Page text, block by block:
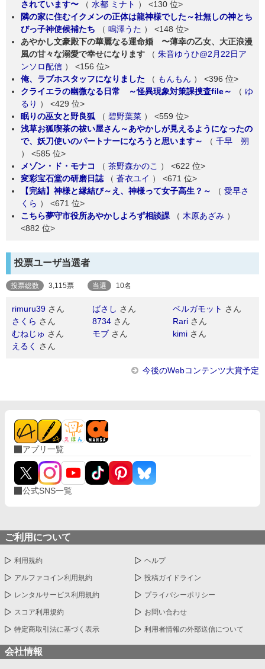
されています〜
（ 水都 ミナト ） <130 位>
隣の家に住むイクメンの正体は龍神様でした～社無しの神とち
びっ子神使候補たち
（ 鳴澤うた ） <148 位>
あやかし文豪殿下の華麗なる運命婚 〜薄幸の乙女、大正浪漫
風の甘々な溺愛で幸せになります
（ 朱音ゆうひ@2月22日ア
ンソロ配信 ） <156 位>
俺、ラブホスタッフになりました
（ もんもん ） <396 位>
クライエラの幽微なる日常 ～怪異現象対策課捜査file～
（ ゆ
るり ） <429 位>
眠りの巫女と野良狐
（ 碧野葉菜 ） <559 位>
浅草お狐喫茶の祓い屋さん～あやかしが見えるようになったの
で、妖刀使いのパートナーになろうと思います～
（ 千早 朔
） <585 位>
メゾン・ド・モナコ
（ 茶野森かのこ ） <622 位>
変彩宝石堂の研磨日誌
（ 蒼衣ユイ ） <671 位>
【完結】神様と縁結び～え、神様って女子高生？～
（ 愛早さ
くら ） <671 位>
こちら夢守市役所あやかしよろず相談課
（ 木原あざみ ）
<882 位>
投票ユーザ当選者
投票総数 3,115票 当選 10名
rimuru39 さん ばさし さん ベルガモット さん
さくら さん 8734 さん Rari さん
むねじゅ さん モブ さん kimi さん
えるく
さん
今後のWebコンテンツ大賞予定
アプリ一覧
公式SNS一覧
ご利用について
利用規約 ヘルプ
アルファコイン利用規約 投稿ガイドライン
レンタルサービス利用規約 プライバシーポリシー
スコア利用規約 お問い合わせ
特定商取引法に基づく表示 利用者情報の外部送信について
会社情報